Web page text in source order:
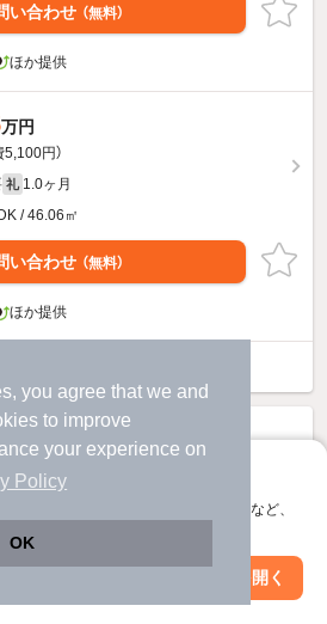
you agree that we and
to improve
your experience on
Policy
OK
て、サクサクお部屋探し
使える。マップ検索やお気に入り保存など、
アプリを開く
い合わせ （無料）
ほか提供
万円
5,100円）
礼 1.0ヶ月
/ 46.06㎡
い合わせ （無料）
ほか提供
絞り込み条件を変更